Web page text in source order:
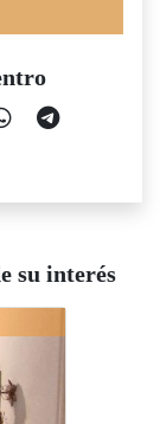
su interés